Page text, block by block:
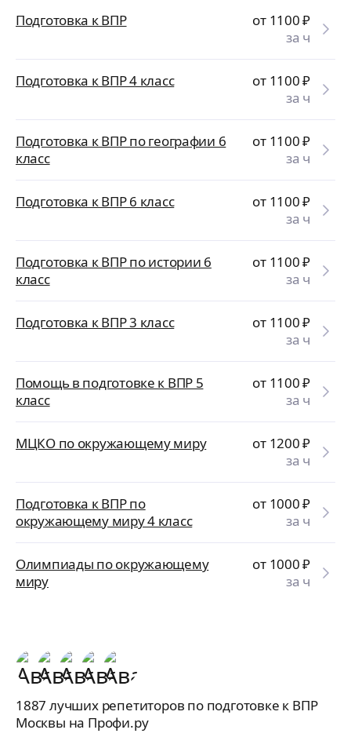
Подготовка к ВПР от 1100₽
за ч
Подготовка к ВПР 4 класс от 1100₽
за ч
Подготовка к ВПР по географии 6
класс
от 1100₽
за ч
Подготовка к ВПР 6 класс от 1100₽
за ч
Подготовка к ВПР по истории 6
класс
от 1100₽
за ч
Подготовка к ВПР 3 класс от 1100₽
за ч
Помощь в подготовке к ВПР 5
класс
от 1100₽
за ч
МЦКО по окружающему миру от 1200₽
за ч
Подготовка к ВПР по
окружающему миру 4 класс
от 1000₽
за ч
Олимпиады по окружающему
миру
от 1000₽
за ч
1887 лучших репетиторов по подготовке к ВПР
Москвы на Профи.ру